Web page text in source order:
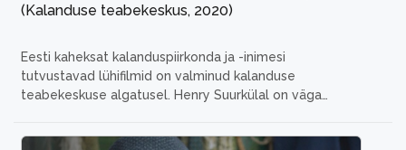
(Kalanduse teabekeskus, 2020)
Eesti kaheksat kalanduspiirkonda ja -inimesi
tutvustavad lühifilmid on valminud kalanduse
teabekeskuse algatusel. Henry Suurkülal on väga
suhtuvad nii suure austusega oma isasse. Noor